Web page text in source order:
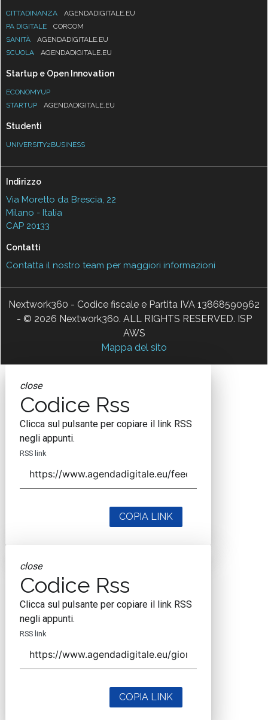
CITTADINANZA
AGENDADIGITALE.EU
PA DIGITALE
CORCOM
SANITÀ
AGENDADIGITALE.EU
SCUOLA
AGENDADIGITALE.EU
Startup e Open Innovation
ECONOMYUP
STARTUP
AGENDADIGITALE.EU
Studenti
UNIVERSITY2BUSINESS
Indirizzo
Via Moretto da Brescia, 22
Milano - Italia
CAP 20133
Contatti
Contatta il nostro team per maggiori informazioni
Nextwork360 - Codice fiscale e Partita IVA 13868590962
- © 2026 Nextwork360. ALL RIGHTS RESERVED. ISP
AWS
Mappa del sito
close
Codice Rss
Clicca sul pulsante per copiare il link RSS
negli appunti.
RSS link
COPIA LINK
close
Codice Rss
Clicca sul pulsante per copiare il link RSS
negli appunti.
RSS link
COPIA LINK